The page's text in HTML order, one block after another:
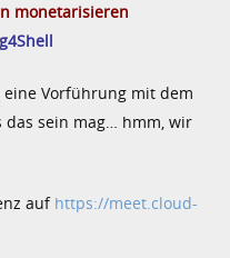
monetarisieren
Vorführung mit dem
das sein mag… hmm, wir
auf https://meet.cloud-